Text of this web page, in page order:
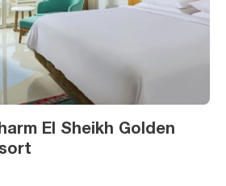
El Sheikh Golden